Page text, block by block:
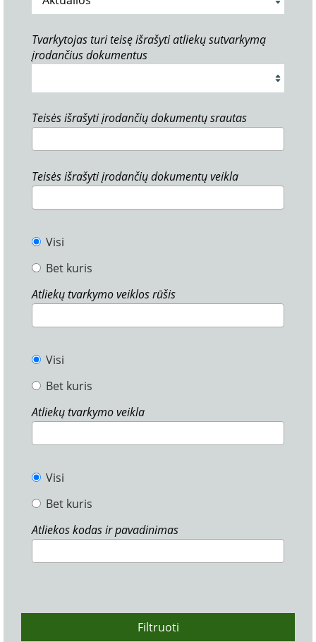
Tvarkytojas turi teisę išrašyti atliekų sutvarkymą
įrodančius dokumentus
Teisės išrašyti įrodančių dokumentų srautas
Teisės išrašyti įrodančių dokumentų veikla
Visi
Bet kuris
Atliekų tvarkymo veiklos rūšis
Visi
Bet kuris
Atliekų tvarkymo veikla
Visi
Bet kuris
Atliekos kodas ir pavadinimas
Filtruoti